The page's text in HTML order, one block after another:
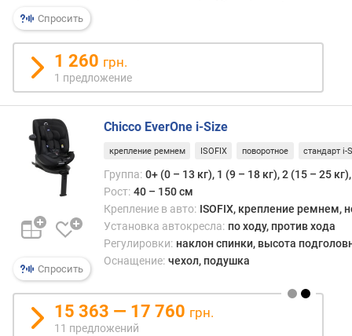
лет).
что
детей
как
года,
C
в
е
с
(
г
Спросить
1 260 грн.
1 предложение
Спросить
Chicco EverOne i-Size
крепление ремнем ISOFIX поворотное стандарт i-
Группа: 0+ (0 – 13 кг), 1 (9 – 18 кг), 2 (15 – 25
Рост: 40 – 150 см
Крепление в авто: ISOFIX, крепление ремнем,
Установка автокресла: по ходу, против хода
Регулировки: наклон спинки, высота
Оснащение: чехол, подушка
15 363 — 17 760 грн.
11 предложений